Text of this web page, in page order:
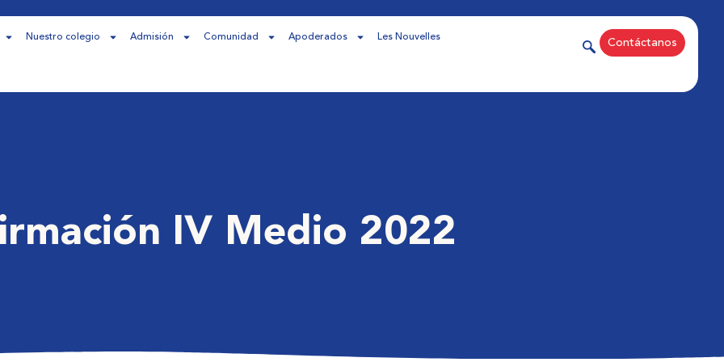
Nuestro colegio Admisión Comunidad Apoderados Les Nouvelles Contáctanos
IV Medio 2022